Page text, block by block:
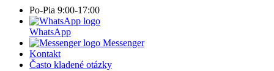
Po-Pia 9:00-17:00
WhatsApp
Messenger
Kontakt
Často kladené otázky